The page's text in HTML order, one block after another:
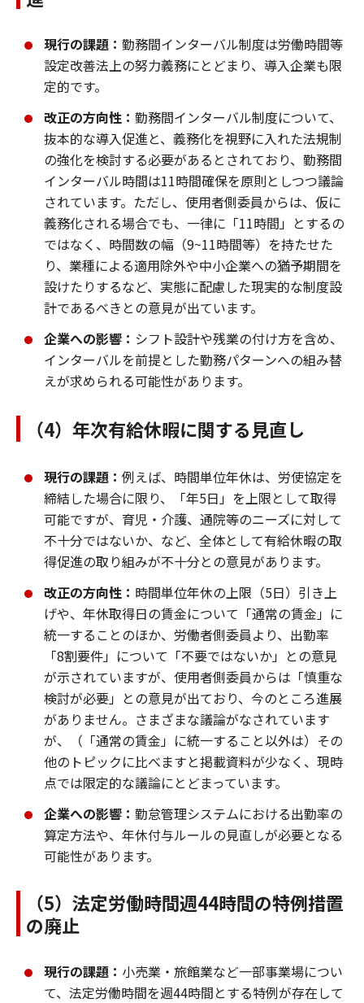
現行の課題： 勤務間インターバル制度は労働時間等
設定改善法上の努力義務にとどまり、導入企業も限
定的です。
改正の方向性： 勤務間インターバル制度について、
抜本的な導入促進と、義務化を視野に入れた法規制
の強化を検討する必要があるとされており、勤務間
インターバル時間は11時間確保を原則としつつ議論
されています。ただし、使用者側委員からは、仮に
義務化される場合でも、一律に「11時間」とするの
ではなく、時間数の幅（9~11時間等）を持たせた
り、業種による適用除外や中小企業への猶予期間を
設けたりするなど、実態に配慮した現実的な制度設
計であるべきとの意見が出ています。
企業への影響： シフト設計や残業の付け方を含め、
インターバルを前提とした勤務パターンへの組み替
えが求められる可能性があります。
（4）年次有給休暇に関する見直し
現行の課題： 例えば、時間単位年休は、労使協定を
締結した場合に限り、「年5日」を上限として取得
可能ですが、育児・介護、通院等のニーズに対して
不十分ではないか、など、全体として有給休暇の取
得促進の取り組みが不十分との意見があります。
改正の方向性： 時間単位年休の上限（5日）引き上
げや、年休取得日の賃金について「通常の賃金」に
統一することのほか、労働者側委員より、出勤率
「8割要件」について「不要ではないか」との意見
が示されていますが、使用者側委員からは「慎重な
検討が必要」との意見が出ており、今のところ進展
がありません。さまざまな議論がなされています
が、（「通常の賃金」に統一すること以外は）その
他のトピックに比べますと掲載資料が少なく、現時
点では限定的な議論にとどまっています。
企業への影響： 勤怠管理システムにおける出勤率の
算定方法や、年休付与ルールの見直しが必要となる
可能性があります。
（5）法定労働時間週44時間の特例措置
の廃止
現行の課題： 小売業・旅館業など一部事業場につい
て、法定労働時間を週44時間とする特例が存在して